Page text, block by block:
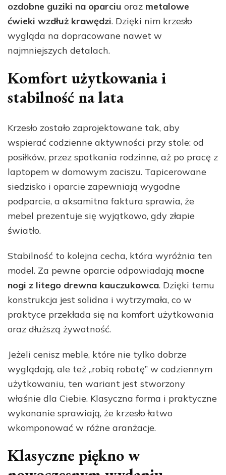
ozdobne guziki na oparciu oraz metalowe
ćwieki wzdłuż krawędzi. Dzięki nim krzesło
wygląda na dopracowane nawet w
najmniejszych detalach.
Komfort użytkowania i
stabilność na lata
Krzesło zostało zaprojektowane tak, aby
wspierać codzienne aktywności przy stole: od
posiłków, przez spotkania rodzinne, aż po pracę z
laptopem w domowym zaciszu. Tapicerowane
siedzisko i oparcie zapewniają wygodne
podparcie, a aksamitna faktura sprawia, że
mebel prezentuje się wyjątkowo, gdy złapie
światło.
Stabilność to kolejna cecha, która wyróżnia ten
model. Za pewne oparcie odpowiadają mocne
nogi z litego drewna kauczukowca. Dzięki temu
konstrukcja jest solidna i wytrzymała, co w
praktyce przekłada się na komfort użytkowania
oraz dłuższą żywotność.
Jeżeli cenisz meble, które nie tylko dobrze
wyglądają, ale też „robią robotę” w codziennym
użytkowaniu, ten wariant jest stworzony
właśnie dla Ciebie. Klasyczna forma i praktyczne
wykonanie sprawiają, że krzesło łatwo
wkomponować w różne aranżacje.
Klasyczne piękno w